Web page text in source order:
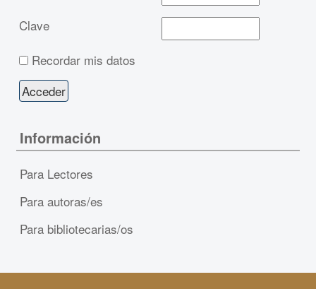
Clave
Recordar mis datos
Información
Para Lectores
Para autoras/es
Para bibliotecarias/os